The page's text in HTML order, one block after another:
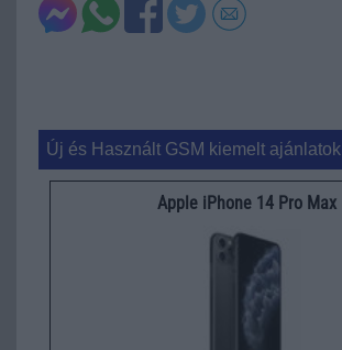
Új és Használt GSM kiemelt ajánlatok
Apple iPhone 14 Pro Max